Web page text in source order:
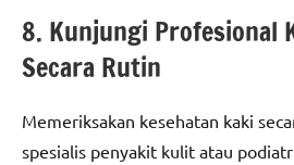
8. Kunjungi Profesional
Secara Rutin
Memeriksakan kesehatan kaki
spesialis penyakit kulit atau